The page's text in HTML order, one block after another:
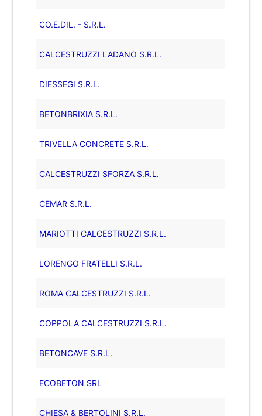
CO.E.DIL. - S.R.L.
CALCESTRUZZI LADANO S.R.L.
DIESSEGI S.R.L.
BETONBRIXIA S.R.L.
TRIVELLA CONCRETE S.R.L.
CALCESTRUZZI SFORZA S.R.L.
CEMAR S.R.L.
MARIOTTI CALCESTRUZZI S.R.L.
LORENGO FRATELLI S.R.L.
ROMA CALCESTRUZZI S.R.L.
COPPOLA CALCESTRUZZI S.R.L.
BETONCAVE S.R.L.
ECOBETON SRL
CHIESA & BERTOLINI S.R.L.